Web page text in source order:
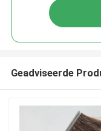
Geadviseerde